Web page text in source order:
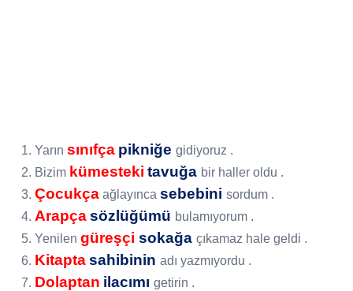
1. Yarın sınıfça pikniğe gidiyoruz .
2. Bizim kümesteki tavuğa bir haller oldu .
3. Çocukça ağlayınca sebebini sordum .
4. Arapçasözlüğümü bulamıyorum .
5. Yenilen güreşçi sokağa çıkamaz hale geldi .
6. Kitaptasahibinin adı yazmıyordu .
7. Dolaptan ilacımı getirin .